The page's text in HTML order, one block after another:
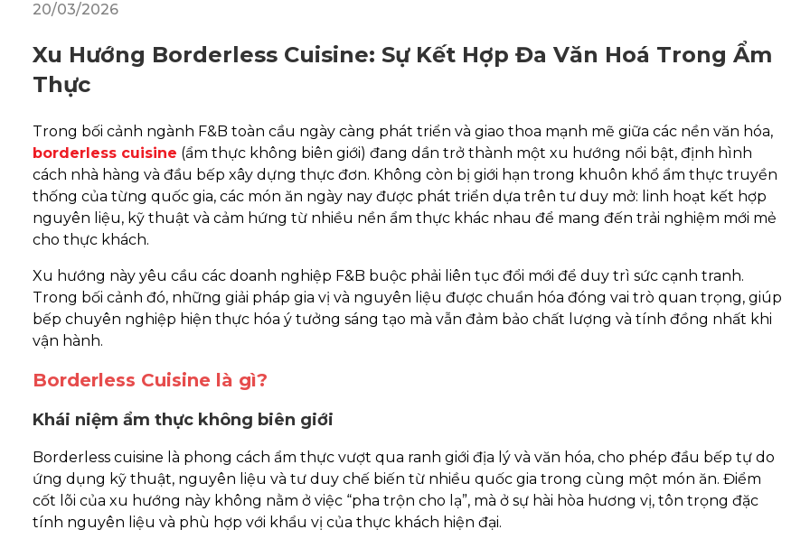
20/03/2026
Xu Hướng Borderless Cuisine: Sự Kết Hợp Đa Văn Hoá Trong Ẩm
Thực
Trong bối cảnh ngành F&B toàn cầu ngày càng phát triển và giao thoa mạnh mẽ giữa các nền văn hóa,
borderless cuisine (ẩm thực không biên giới) đang dần trở thành một xu hướng nổi bật, định hình
cách nhà hàng và đầu bếp xây dựng thực đơn. Không còn bị giới hạn trong khuôn khổ ẩm thực truyền
thống của từng quốc gia, các món ăn ngày nay được phát triển dựa trên tư duy mở: linh hoạt kết hợp
nguyên liệu, kỹ thuật và cảm hứng từ nhiều nền ẩm thực khác nhau để mang đến trải nghiệm mới mẻ
cho thực khách.
Xu hướng này yêu cầu các doanh nghiệp F&B buộc phải liên tục đổi mới để duy trì sức cạnh tranh.
Trong bối cảnh đó, những giải pháp gia vị và nguyên liệu được chuẩn hóa đóng vai trò quan trọng, giúp
bếp chuyên nghiệp hiện thực hóa ý tưởng sáng tạo mà vẫn đảm bảo chất lượng và tính đồng nhất khi
vận hành.
Borderless Cuisine là gì?
Khái niệm ẩm thực không biên giới
Borderless cuisine là phong cách ẩm thực vượt qua ranh giới địa lý và văn hóa, cho phép đầu bếp tự do
ứng dụng kỹ thuật, nguyên liệu và tư duy chế biến từ nhiều quốc gia trong cùng một món ăn. Điểm
cốt lõi của xu hướng này không nằm ở việc “pha trộn cho lạ”, mà ở sự hài hòa hương vị, tôn trọng đặc
tính nguyên liệu và phù hợp với khẩu vị của thực khách hiện đại.